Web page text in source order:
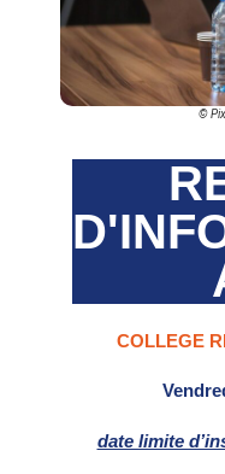
©
COLLEGE
date limite